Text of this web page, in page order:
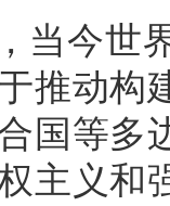
当今世
推动构
国等多
主义和